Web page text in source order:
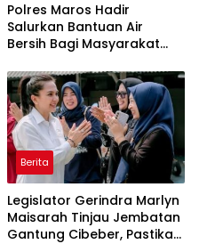
Polres Maros Hadir
Salurkan Bantuan Air
Bersih Bagi Masyarakat
Di Maros
Berita
Legislator Gerindra Marlyn
Maisarah Tinjau Jembatan
Gantung Cibeber, Pastikan